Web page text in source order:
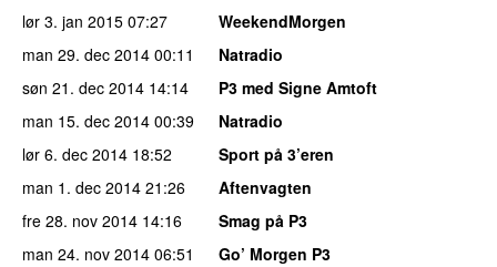
lør 3. jan 2015 07:27
WeekendMorgen
man 29. dec 2014 00:11
Natradio
søn 21. dec 2014 14:14
P3 med Signe Amtoft
man 15. dec 2014 00:39
Natradio
lør 6. dec 2014 18:52
Sport på 3’eren
man 1. dec 2014 21:26
Aftenvagten
fre 28. nov 2014 14:16
Smag på P3
man 24. nov 2014 06:51
Go’ Morgen P3